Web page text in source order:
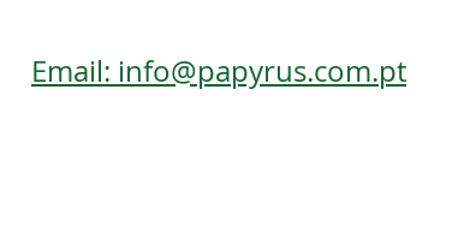
Email: info@papyrus.com.pt